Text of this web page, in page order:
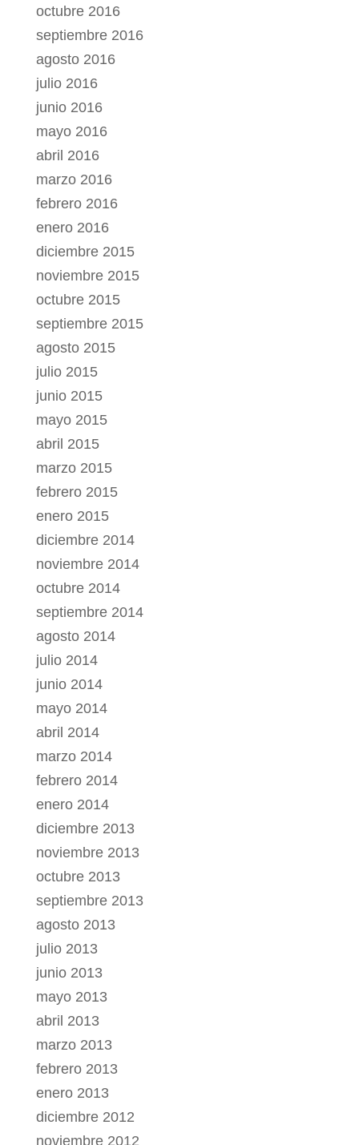
octubre 2016
septiembre 2016
agosto 2016
julio 2016
junio 2016
mayo 2016
abril 2016
marzo 2016
febrero 2016
enero 2016
diciembre 2015
noviembre 2015
octubre 2015
septiembre 2015
agosto 2015
julio 2015
junio 2015
mayo 2015
abril 2015
marzo 2015
febrero 2015
enero 2015
diciembre 2014
noviembre 2014
octubre 2014
septiembre 2014
agosto 2014
julio 2014
junio 2014
mayo 2014
abril 2014
marzo 2014
febrero 2014
enero 2014
diciembre 2013
noviembre 2013
octubre 2013
septiembre 2013
agosto 2013
julio 2013
junio 2013
mayo 2013
abril 2013
marzo 2013
febrero 2013
enero 2013
diciembre 2012
noviembre 2012